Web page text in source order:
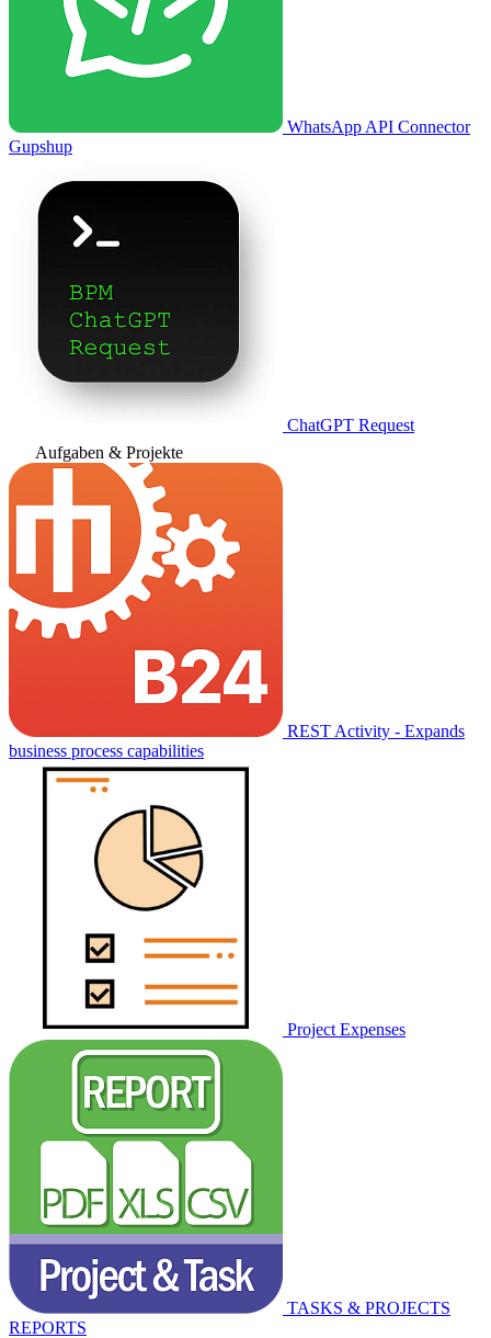
WhatsApp API Connector
Gupshup
ChatGPT Request
Aufgaben & Projekte
REST Activity - Expands
business process capabilities
Project Expenses
TASKS & PROJECTS
REPORTS